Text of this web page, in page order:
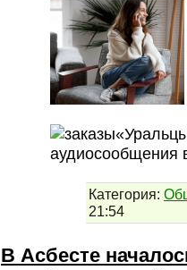
аудиосообщения
Категория:
21:54
В Асбесте